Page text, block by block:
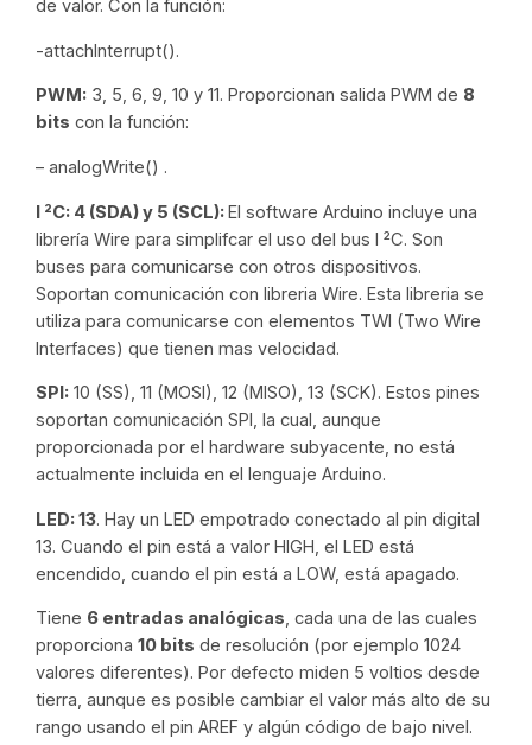
de valor. Con la función:
-attachInterrupt().
PWM: 3, 5, 6, 9, 10 y 11. Proporcionan salida PWM de 8
bits con la función:
–analogWrite() .
I ²C: 4 (SDA) y 5 (SCL):El software Arduino incluye una
librería Wire para simplifcar el uso del bus I ²C. Son
buses para comunicarse con otros dispositivos.
Soportan comunicación con libreria Wire. Esta libreria se
utiliza para comunicarse con elementos TWI (Two Wire
Interfaces) que tienen mas velocidad.
SPI: 10 (SS), 11 (MOSI), 12 (MISO), 13 (SCK). Estos pines
soportan comunicación SPI, la cual, aunque
proporcionada por el hardware subyacente, no está
actualmente incluida en el lenguaje Arduino.
LED: 13. Hay un LED empotrado conectado al pin digital
13. Cuando el pin está a valor HIGH, el LED está
encendido, cuando el pin está a LOW, está apagado.
Tiene 6 entradas analógicas, cada una de las cuales
proporciona10 bits de resolución (por ejemplo 1024
valores diferentes). Por defecto miden 5 voltios desde
tierra, aunque es posible cambiar el valor más alto de su
rango usando el pin AREF y algún código de bajo nivel.